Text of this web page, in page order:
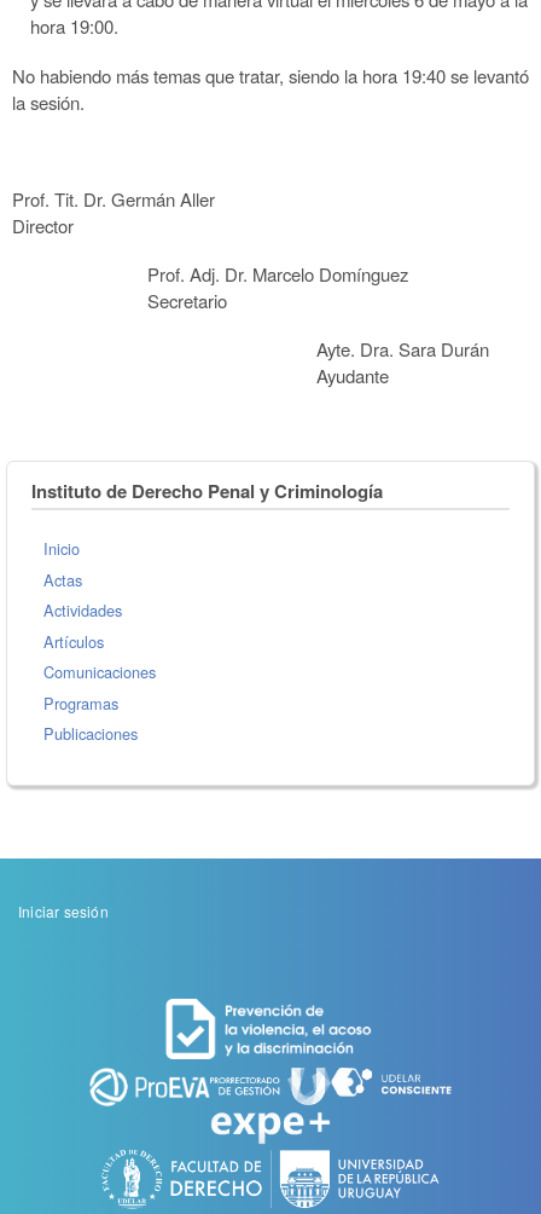
hora 19:00.
No habiendo más temas que tratar, siendo la hora 19:40 se levantó
la sesión.
Prof. Tit. Dr. Germán Aller
Director
Prof. Adj. Dr. Marcelo Domínguez
Secretario
Ayte. Dra. Sara Durán
Ayudante
Instituto de Derecho Penal y Criminología
Inicio
Actas
Actividades
Artículos
Comunicaciones
Programas
Publicaciones
Menu
Iniciar sesión